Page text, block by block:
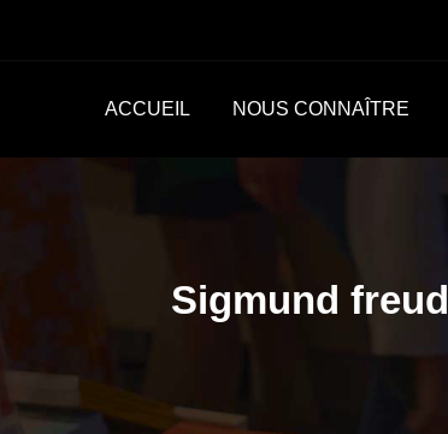
ACCUEIL NOUS CONNAÎTRE
Sigmund freud